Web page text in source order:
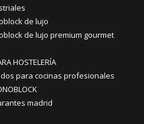
de lujo
de lujo premium gourmet
HOSTELERÍA
para cocinas profesionales
madrid